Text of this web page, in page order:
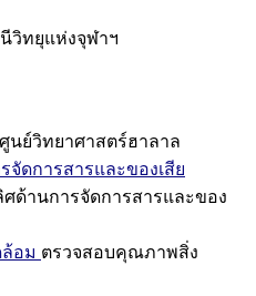
วิทยุแห่งจุฬาฯ
ศูนย์วิทยาศาสตร์ฮาลาล
จัดการสารและของเสีย
ศด้านการจัดการสารและของ
อม ตรวจสอบคุณภาพสิ่ง